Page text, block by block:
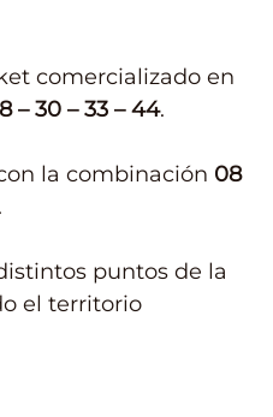
comercializado en
– 30 – 33 – 44.
la combinación 08
.
puntos de la
el territorio